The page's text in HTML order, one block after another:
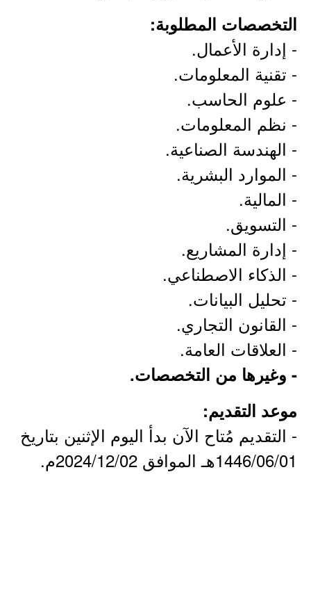
التخصصات المطلوبة:
- إدارة الأعمال.
- تقنية المعلومات.
- علوم الحاسب.
- نظم المعلومات.
- الهندسة الصناعية.
- الموارد البشرية.
- المالية.
- التسويق.
- إدارة المشاريع.
- الذكاء الاصطناعي.
- تحليل البيانات.
- القانون التجاري.
- العلاقات العامة.
- وغيرها من التخصصات.
موعد التقديم:
- التقديم مُتاح الآن بدأ اليوم الإثنين بتاريخ
1446/06/01هـ الموافق 2024/12/02م.